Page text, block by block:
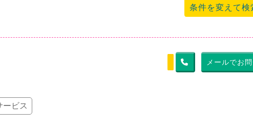
条件を変えて検
メールでお
ービス